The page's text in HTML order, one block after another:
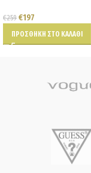
€259 €197
ΠΡΟΣΘΉΚΗ ΣΤΟ ΚΑΛΆΘΙ